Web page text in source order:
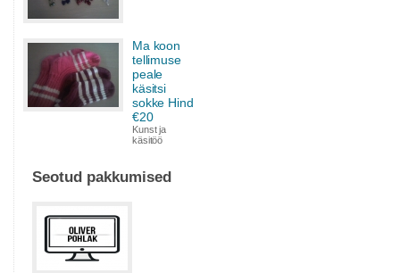
Ma koon
tellimuse
peale
käsitsi
sokke Hind
€20
Kunst ja
käsitöö
Seotud pakkumised